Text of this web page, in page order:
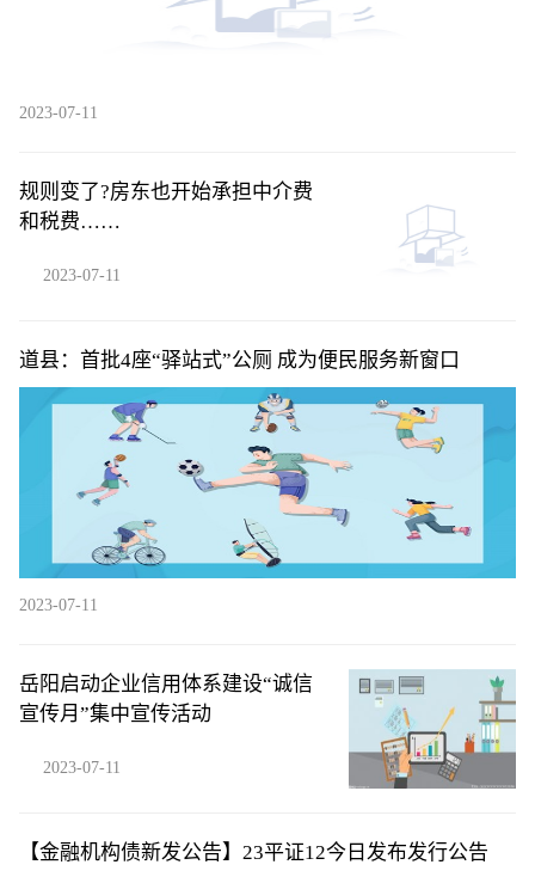
2023-07-11
规则变了?房东也开始承担中介费
和税费……
2023-07-11
道县：首批4座“驿站式”公厕 成为便民服务新窗口
2023-07-11
岳阳启动企业信用体系建设“诚信
宣传月”集中宣传活动
2023-07-11
【金融机构债新发公告】23平证12今日发布发行公告